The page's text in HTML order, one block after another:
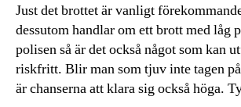
Just det brottet är vanligt
dessutom handlar om ett brott med låg
polisen så är det också något som kan
riskfritt. Blir man som tjuv inte tagen
är chanserna att klara sig också höga.